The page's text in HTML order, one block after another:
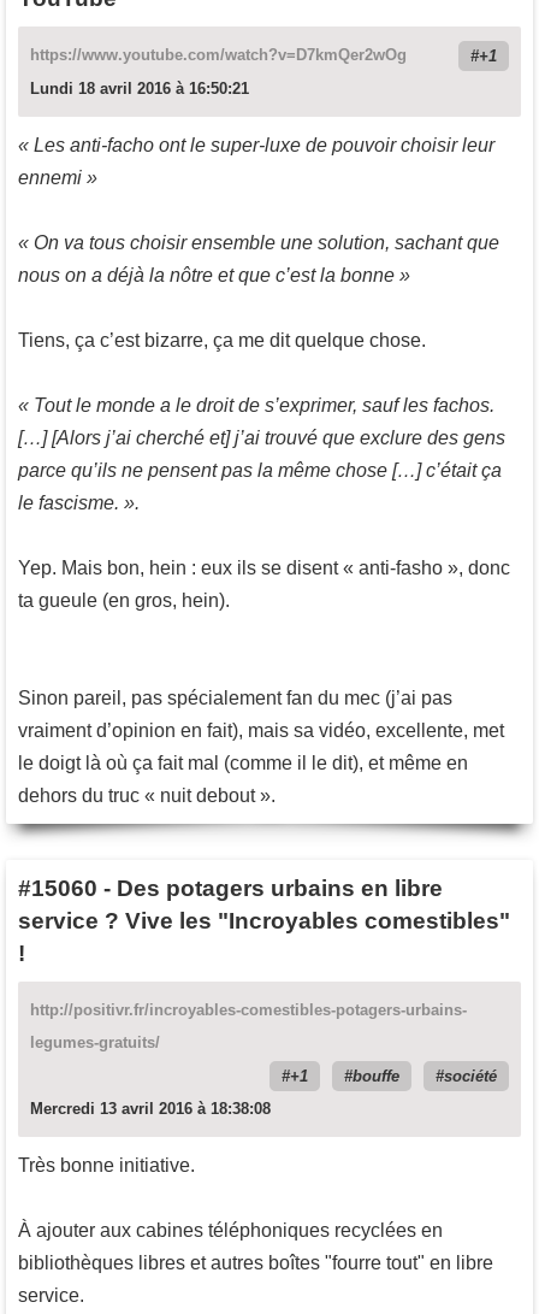
https://www.youtube.com/watch?v=D7kmQer2wOg
+1
Lundi 18 avril 2016 à 16:50:21
« Les anti-facho ont le super-luxe de pouvoir choisir leur
ennemi »
« On va tous choisir ensemble une solution, sachant que
nous on a déjà la nôtre et que c’est la bonne »
Tiens, ça c’est bizarre, ça me dit quelque chose.
« Tout le monde a le droit de s’exprimer, sauf les fachos.
[…] [Alors j’ai cherché et] j’ai trouvé que exclure des gens
parce qu’ils ne pensent pas la même chose […] c’était ça
le fascisme. ».
Yep. Mais bon, hein : eux ils se disent « anti-fasho », donc
ta gueule (en gros, hein).
Sinon pareil, pas spécialement fan du mec (j’ai pas
vraiment d’opinion en fait), mais sa vidéo, excellente, met
le doigt là où ça fait mal (comme il le dit), et même en
dehors du truc « nuit debout ».
#15060 - Des potagers urbains en libre
service ? Vive les "Incroyables comestibles"
!
http://positivr.fr/incroyables-comestibles-potagers-urbains-
legumes-gratuits/
+1
bouffe
société
Mercredi 13 avril 2016 à 18:38:08
Très bonne initiative.
À ajouter aux cabines téléphoniques recyclées en
bibliothèques libres et autres boîtes "fourre tout" en libre
service.